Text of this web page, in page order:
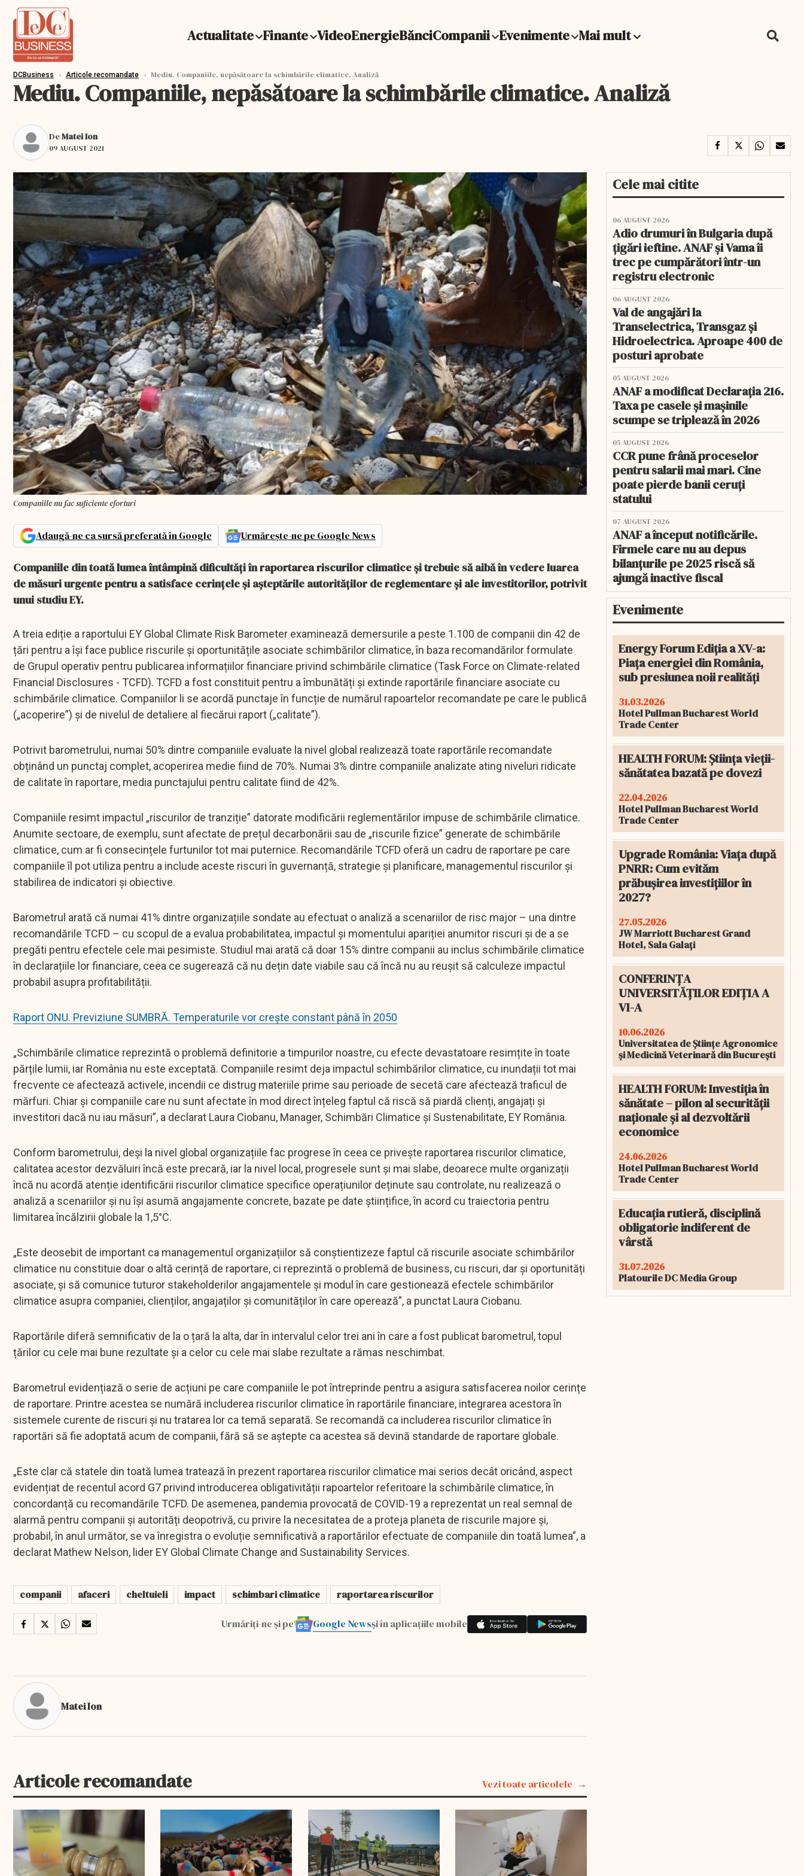
Actualitate Finante VideoEnergieBănciCompanii Evenimente Mai mult
DCBusiness › Articole recomandate › Mediu. Companiile, nepăsătoare la schimbările climatice. Analiză
Mediu. Companiile, nepăsătoare la schimbările climatice. Analiză
DeMatei Ion
09 AUGUST 2021
Companiile nu fac suficiente eforturi
Adaugă-ne ca sursă preferată în Google Urmărește-ne pe Google News
Companiile din toată lumea întâmpină dificultăți în raportarea riscurilor climatice și trebuie să aibă în vedere luarea
de măsuri urgente pentru a satisface cerințele și așteptările autorităților de reglementare și ale investitorilor, potrivit
unui studiu EY.
A treia ediție a raportului EY Global Climate Risk Barometer examinează demersurile a peste 1.100 de companii din 42 de
țări pentru a își face publice riscurile și oportunitățile asociate schimbărilor climatice, în baza recomandărilor formulate
de Grupul operativ pentru publicarea informațiilor financiare privind schimbările climatice (Task Force on Climate-related
Financial Disclosures - TCFD). TCFD a fost constituit pentru a îmbunătăți și extinde raportările financiare asociate cu
schimbările climatice. Companiilor li se acordă punctaje în funcție de numărul rapoartelor recomandate pe care le publică
(„acoperire”) și de nivelul de detaliere al fiecărui raport („calitate”).
Potrivit barometrului, numai 50% dintre companiile evaluate la nivel global realizează toate raportările recomandate
obținând un punctaj complet, acoperirea medie fiind de 70%. Numai 3% dintre companiile analizate ating niveluri ridicate
de calitate în raportare, media punctajului pentru calitate fiind de 42%.
Companiile resimt impactul „riscurilor de tranziție” datorate modificării reglementărilor impuse de schimbările climatice.
Anumite sectoare, de exemplu, sunt afectate de prețul decarbonării sau de „riscurile fizice” generate de schimbările
climatice, cum ar fi consecințele furtunilor tot mai puternice. Recomandările TCFD oferă un cadru de raportare pe care
companiile îl pot utiliza pentru a include aceste riscuri în guvernanță, strategie și planificare, managementul riscurilor și
stabilirea de indicatori și obiective.
Barometrul arată că numai 41% dintre organizațiile sondate au efectuat o analiză a scenariilor de risc major – una dintre
recomandările TCFD – cu scopul de a evalua probabilitatea, impactul și momentului apariției anumitor riscuri și de a se
pregăti pentru efectele cele mai pesimiste. Studiul mai arată că doar 15% dintre companii au inclus schimbările climatice
în declarațiile lor financiare, ceea ce sugerează că nu dețin date viabile sau că încă nu au reușit să calculeze impactul
probabil asupra profitabilității.
Raport ONU. Previziune SUMBRĂ. Temperaturile vor crește constant până în 2050
„Schimbările climatice reprezintă o problemă definitorie a timpurilor noastre, cu efecte devastatoare resimțite în toate
părțile lumii, iar România nu este exceptată. Companiile resimt deja impactul schimbărilor climatice, cu inundații tot mai
frecvente ce afectează activele, incendii ce distrug materiile prime sau perioade de secetă care afectează traficul de
mărfuri. Chiar și companiile care nu sunt afectate în mod direct înțeleg faptul că riscă să piardă clienți, angajați și
investitori dacă nu iau măsuri”, a declarat Laura Ciobanu, Manager, Schimbări Climatice și Sustenabilitate, EY România.
Conform barometrului, deși la nivel global organizațiile fac progrese în ceea ce privește raportarea riscurilor climatice,
calitatea acestor dezvăluiri încă este precară, iar la nivel local, progresele sunt și mai slabe, deoarece multe organizații
încă nu acordă atenție identificării riscurilor climatice specifice operațiunilor deținute sau controlate, nu realizează o
analiză a scenariilor și nu își asumă angajamente concrete, bazate pe date științifice, în acord cu traiectoria pentru
limitarea încălzirii globale la 1,5°C.
„Este deosebit de important ca managementul organizațiilor să conștientizeze faptul că riscurile asociate schimbărilor
climatice nu constituie doar o altă cerință de raportare, ci reprezintă o problemă de business, cu riscuri, dar și oportunități
asociate, și să comunice tuturor stakeholderilor angajamentele și modul în care gestionează efectele schimbărilor
climatice asupra companiei, clienților, angajaților și comunităților în care operează”, a punctat Laura Ciobanu.
Raportările diferă semnificativ de la o țară la alta, dar în intervalul celor trei ani în care a fost publicat barometrul, topul
țărilor cu cele mai bune rezultate și a celor cu cele mai slabe rezultate a rămas neschimbat.
Barometrul evidențiază o serie de acțiuni pe care companiile le pot întreprinde pentru a asigura satisfacerea noilor cerințe
de raportare. Printre acestea se numără includerea riscurilor climatice în raportările financiare, integrarea acestora în
sistemele curente de riscuri și nu tratarea lor ca temă separată. Se recomandă ca includerea riscurilor climatice în
raportări să fie adoptată acum de companii, fără să se aștepte ca acestea să devină standarde de raportare globale.
„Este clar că statele din toată lumea tratează în prezent raportarea riscurilor climatice mai serios decât oricând, aspect
evidențiat de recentul acord G7 privind introducerea obligativității rapoartelor referitoare la schimbările climatice, în
concordanță cu recomandările TCFD. De asemenea, pandemia provocată de COVID-19 a reprezentat un real semnal de
alarmă pentru companii și autorități deopotrivă, cu privire la necesitatea de a proteja planeta de riscurile majore și,
probabil, în anul următor, se va înregistra o evoluție semnificativă a raportărilor efectuate de companiile din toată lumea”, a
declarat Mathew Nelson, lider EY Global Climate Change and Sustainability Services.
companii afaceri cheltuieli impact schimbari climatice raportarea riscurilor
Urmăriți-ne și pe Google Newsși în aplicațiile mobile
Matei Ion
Articole recomandate Vezi toate articolele
EXCLUSIV
Cele mai citite
06 AUGUST 2026
Adio drumuri în Bulgaria după
țigări ieftine. ANAF și Vama îi
trec pe cumpărători într-un
registru electronic
06 AUGUST 2026
Val de angajări la
Transelectrica, Transgaz și
Hidroelectrica. Aproape 400 de
posturi aprobate
05 AUGUST 2026
ANAF a modificat Declarația 216.
Taxa pe casele și mașinile
scumpe se triplează în 2026
05 AUGUST 2026
CCR pune frână proceselor
pentru salarii mai mari. Cine
poate pierde banii ceruți
statului
07 AUGUST 2026
ANAF a început notificările.
Firmele care nu au depus
bilanțurile pe 2025 riscă să
ajungă inactive fiscal
Evenimente
Energy Forum Ediția a XV-a:
Piața energiei din România,
sub presiunea noii realități
31.03.2026
Hotel Pullman Bucharest World
Trade Center
HEALTH FORUM: Știința vieții-
sănătatea bazată pe dovezi
22.04.2026
Hotel Pullman Bucharest World
Trade Center
Upgrade România: Viața după
PNRR: Cum evităm
prăbușirea investițiilor în
2027?
27.05.2026
JW Marriott Bucharest Grand
Hotel, Sala Galați
CONFERINȚA
UNIVERSITĂȚILOR EDIȚIA A
VI-A
10.06.2026
Universitatea de Științe Agronomice
și Medicină Veterinară din București
HEALTH FORUM: Investiția în
sănătate – pilon al securității
naționale și al dezvoltării
economice
24.06.2026
Hotel Pullman Bucharest World
Trade Center
Educația rutieră, disciplină
obligatorie indiferent de
vârstă
31.07.2026
Platourile DC Media Group